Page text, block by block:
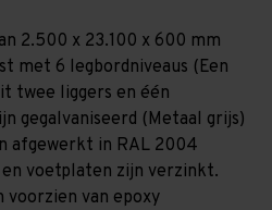
2.500 x 23.100 x 600 mm
met 6 legbordniveaus (Een
twee liggers en één
gegalvaniseerd (Metaal grijs)
afgewerkt in RAL 2004
voetplaten zijn verzinkt.
voorzien van epoxy